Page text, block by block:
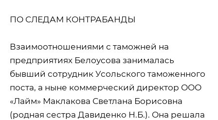
ПО СЛЕДАМ КОНТРАБАНДЫ
Взаимоотношениями с таможней на
предприятиях Белоусова занималась
бывший сотрудник Усольского таможенного
поста, а ныне коммерческий директор ООО
«Лайм» Маклакова Светлана Борисовна
(родная сестра Давиденко Н.Б.). Она решала